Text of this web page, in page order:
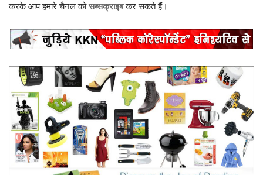
करके आप हमारे चैनल कोसब्सक्राइबकर सकते हैं।